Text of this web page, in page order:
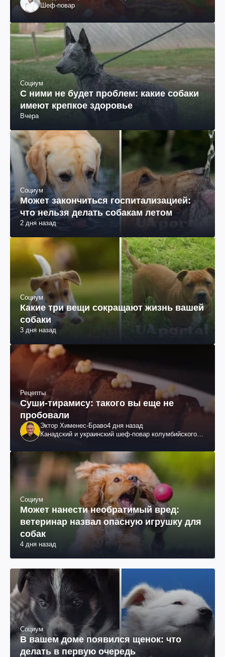
Шеф-повар
Социум
С ними не будет проблем: какие собаки
имеют крепкое здоровье
Вчера
Социум
Может закончиться госпитализацией:
что нельзя делать собакам летом
2 дня назад
Социум
Какие три вещи сокращают жизнь вашей
собаки
3 дня назад
Рецепты
Суши-тирамису: такого вы еще не
пробовали
Эктор Хименес-Браво4 дня назад
Канадский и украинский шеф-повар колумбийского
Социум
Может нанести необратимый вред:
ветеринар назвал опасную игрушку для
собак
4 дня назад
Социум
В вашем доме появился щенок: что
делать в первую очередь